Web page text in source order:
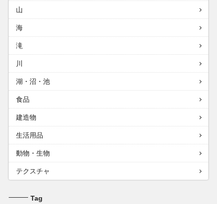
山
海
滝
川
湖・沼・池
食品
建造物
生活用品
動物・生物
テクスチャ
Tag